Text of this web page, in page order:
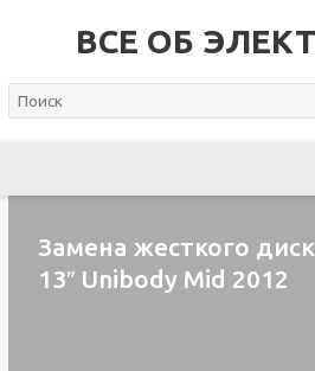
ВСЕ ОБ
Замена жесткого
13″ Unibody Mid 2012